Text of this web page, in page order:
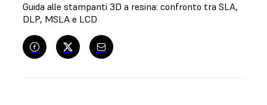
Guida alle stampanti 3D a resina: confronto tra SLA,
DLP, MSLA e LCD